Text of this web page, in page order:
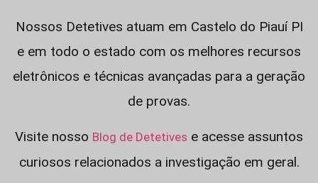
Nossos Detetives atuam em Castelo do Piauí PI
e em todo o estado com os melhores recursos
eletrônicos e técnicas avançadas para a geração
de provas.
Visite nosso Blog de Detetives e acesse assuntos
curiosos relacionados a investigação em geral.